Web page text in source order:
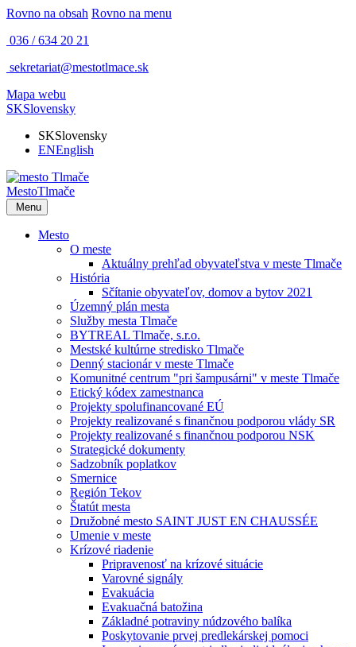
Rovno na obsah Rovno na menu
036 / 634 20 21
sekretariat@mestotlmace.sk
Mapa webu
SKSlovensky
SKSlovensky
ENEnglish
MestoTlmače
Menu
Mesto
O meste
Aktuálny prehľad obyvateľstva v meste Tlmače
História
Sčítanie obyvateľov, domov a bytov 2021
Územný plán mesta
Služby mesta Tlmače
BYTREAL Tlmače, s.r.o.
Mestské kultúrne stredisko Tlmače
Denný stacionár v meste Tlmače
Komunitné centrum "pri šampusárni" v meste Tlmače
Etický kódex zamestnanca
Projekty spolufinancované EÚ
Projekty realizované s finančnou podporou vlády SR
Projekty realizované s finančnou podporou NSK
Strategické dokumenty
Sadzobník poplatkov
Smernice
Región Tekov
Štatút mesta
Družobné mesto SAINT JUST EN CHAUSSÉE
Umenie v meste
Krízové riadenie
Pripravenosť na krízové situácie
Varovné signály
Evakuácia
Evakuačná batožina
Základné potraviny núdzového balíka
Poskytovanie prvej predlekárskej pomoci